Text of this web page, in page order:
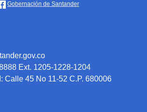
Gobernación de Santander
Ext. 1205-1228-1204
Calle 45 No 11-52 C.P. 680006